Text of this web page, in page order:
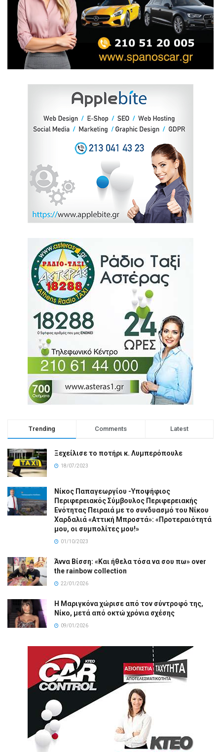
Trending Comments Latest
Ξεχείλισε το ποτήρι κ. Λυμπερόπουλε
18/07/2023
Νίκος Παπαγεωργίου -Υποψήφιος
Περιφερειακός Σύμβουλος Περιφερειακής
Ενότητας Πειραιά με το συνδυασμό του Νίκου
Χαρδαλιά «Αττική Μπροστά»: «Προτεραιότητά
μου, οι συμπολίτες μου!»
01/10/2023
Άννα Βίσση: «Και ήθελα τόσα να σου πω» over
the rainbow collection
22/01/2026
Η Μαριγκόνα χώρισε από τον σύντροφό της,
Νίκο, μετά από οκτώ χρόνια σχέσης
09/01/2026